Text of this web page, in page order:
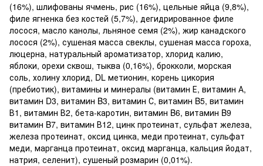
(16%), шлифованы ячмень, рис (16%), цельные яйца (9,8%),
филе ягненка без костей (5,7%), дегидрированное филе
лосося, масло канолы, льняное семя (2%), жир канадского
лосося (2%), сушеная масса свеклы, сушеная масса гороха,
люцерна, натуральный ароматизатор, хлорид калию,
яблоки, орехи сквош, тыква (0,16%), брокколи, морская
соль, холину хлорид, DL метионин, корень цикория
(пребиотик), витамины и минералы (витамин Е, витамин А,
витамин D3, витамин B3, витамин С, витамин B5, витамин
В1, витамин В2, бета-каротин, витамин B6, витамин B9
витамин B7, витамин В12, цинк протеинат, сульфат железа,
железа протеинат, оксид цинка, меди протеинат, сульфат
меди, марганца протеинат, оксид марганца, кальция йодат,
натрия, селенит), сушеный розмарин (0,01%).